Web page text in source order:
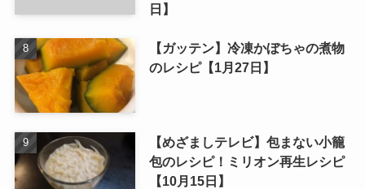
日】
【ガッテン】冷凍かぼちゃの煮物
のレシピ【1月27日】
【めざましテレビ】包まない小籠
包のレシピ！ミリオン再生レシピ
【10月15日】